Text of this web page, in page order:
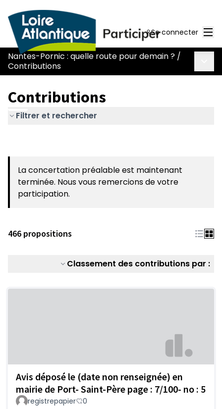
Se connecter
Nantes-Pornic : quelle route pour demain ? /
Contributions
Contributions
Filtrer et rechercher
La concertation préalable est maintenant
terminée. Nous vous remercions de votre
participation.
466 propositions
Classement des contributions par :
Avis déposé le (date non renseignée) en
mairie de Port- Saint-Père page : 7/100- no : 5
registrepapier 0